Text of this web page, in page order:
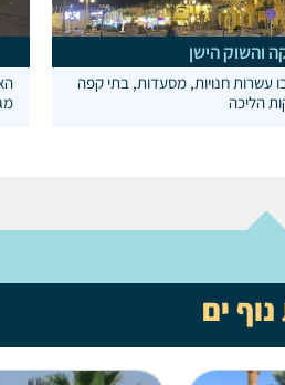
והשוק הישן
עשרות חנויות, מסעדות, בתי קפה
הליכה
ים